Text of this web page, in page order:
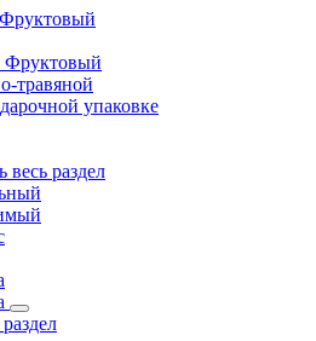
Фруктовый
травяной
упаковке
весь раздел